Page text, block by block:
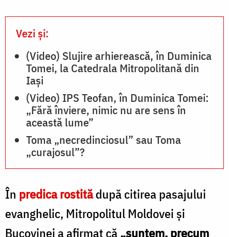
Vezi și:
(Video) Slujire arhierească, în Duminica
Tomei, la Catedrala Mitropolitană din
Iași
(Video) IPS Teofan, în Duminica Tomei:
„Fără înviere, nimic nu are sens în
această lume”
Toma „necredinciosul” sau Toma
„curajosul”?
În predica rostitădupă citirea pasajului
evanghelic, Mitropolitul Moldovei și
Bucovinei a afirmat că„suntem, precum